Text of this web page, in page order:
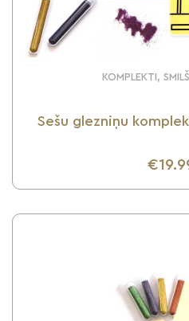
KOMPLEKTI,
Sešu glezniņu
UZZINI